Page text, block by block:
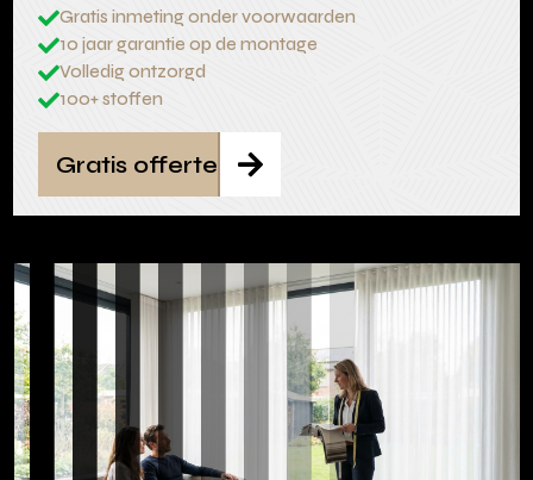
Gratis inmeting onder voorwaarden
10 jaar garantie op de montage
Volledig ontzorgd
100+ stoffen

Gratis offerte